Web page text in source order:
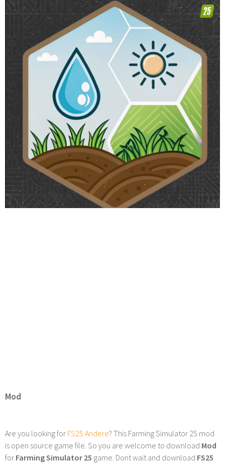
Mod
Are you looking for FS25 Andere? This Farming Simulator 25 mod
is open source game file. So you are welcome to download Mod
for Farming Simulator 25 game. Dont wait and download FS25